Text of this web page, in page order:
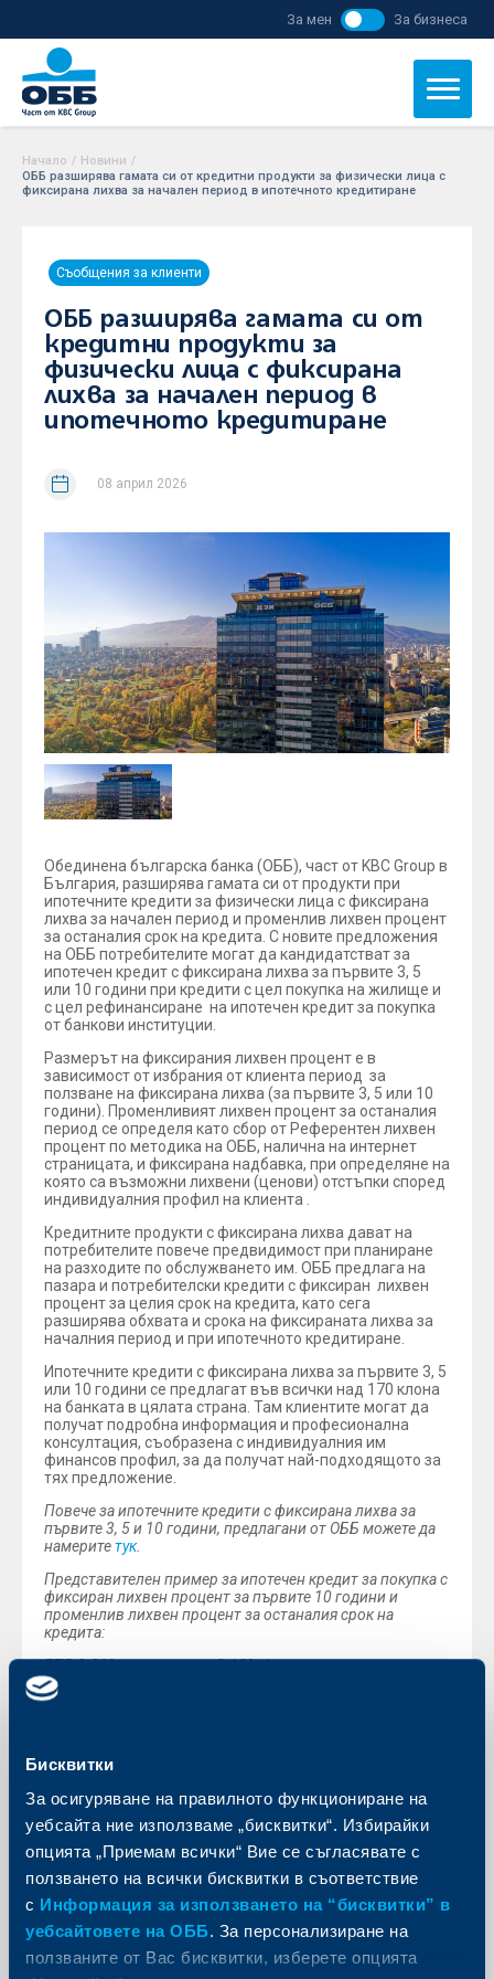
Бисквитки
За осигуряване на правилното функциониране на
уебсайта ние използваме „бисквитки“. Избирайки
опцията „Приемам всички“ Вие се съгласявате с
ползването на всички бисквитки в съответствие
с Информация за използването на “бисквитки” в
уебсайтовете на ОББ. За персонализиране на
ползваните от Вас бисквитки, изберете опцията
За мен За бизнеса
Начало / Новини /
ОББ разширява гамата си от кредитни продукти за физически лица с
фиксирана лихва за начален период в ипотечното кредитиране
Съобщения за клиенти
ОББ разширява гамата си от
кредитни продукти за
физически лица с фиксирана
лихва за начален период в
ипотечното кредитиране
08 април 2026
Обединена българска банка (ОББ), част от KBC Group в
България, разширява гамата си от продукти при
ипотечните кредити за физически лица с фиксирана
лихва за начален период и променлив лихвен процент
за останалия срок на кредита. С новите предложения
на ОББ потребителите могат да кандидатстват за
ипотечен кредит с фиксирана лихва за първите 3, 5
или 10 години при кредити с цел покупка на жилище и
с цел рефинансиране на ипотечен кредит за покупка
от банкови институции.
Размерът на фиксирания лихвен процент е в
зависимост от избрания от клиента период за
ползване на фиксирана лихва (за първите 3, 5 или 10
години). Променливият лихвен процент за останалия
период се определя като сбор от Референтен лихвен
процент по методика на ОББ, налична на интернет
страницата, и фиксирана надбавка, при определяне на
която са възможни лихвени (ценови) отстъпки според
индивидуалния профил на клиента .
Кредитните продукти с фиксирана лихва дават на
потребителите повече предвидимост при планиране
на разходите по обслужването им. ОББ предлага на
пазара и потребителски кредити с фиксиран лихвен
процент за целия срок на кредита, като сега
разширява обхвата и срока на фиксираната лихва за
началния период и при ипотечното кредитиране.
Ипотечните кредити с фиксирана лихва за първите 3, 5
или 10 години се предлагат във всички над 170 клона
на банката в цялата страна. Там клиентите могат да
получат подробна информация и професионална
консултация, съобразена с индивидуалния им
финансов профил, за да получат най-подходящото за
тях предложение.
Повече за ипотечните кредити с фиксирана лихва за
първите 3, 5 и 10 години, предлагани от ОББ можете да
намеритетук.
Представителен пример за ипотечен кредит за покупка с
фиксиран лихвен процент за първите 10 години и
променлив лихвен процент за останалия срок на
кредита:
ГПР 2.99% при кредит с 3.10% фиксиран лихвен процент
за първите 10 години и променлив лихвен процент
2.28% (РЛП* + 1.69% фиксирана надбавка) за оставащия
погасителни вноски, всяка от 495.27 евро/ 968.66 лв.
през останалия период на кредита. Обща дължима
застрахователна премия за срока на кредита 2757.32
евро/ 5392.85 лв. (ориентировъчен размер). Обща
дължима сума 186 834.75 евро/ 365 417.01 лв.
Примерът е изчислен за кредит 125 000 евро, за 360
документален анализ на обезпечението - 127.82 евро/
249.99 лв.; такса за откриване на разплащателна сметка
към пакет „За заплата“ 0 евро/ 0 лв.; за обслужване на
пакет „За заплата“ 2.25 евро/ 4.40 лв. месечно; за оценка